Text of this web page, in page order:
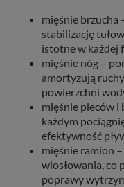
mięśnie brzucha
stabilizację
istotne w każdej
mięśnie nóg –
amortyzują
powierzchni
mięśnie pleców
każdym
efektywność
mięśnie ramion
wiosłowania, co
poprawy